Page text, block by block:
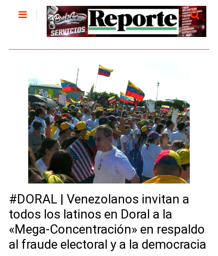
#DORAL | Venezolanos invitan a
todos los latinos en Doral a la
«Mega-Concentración» en respaldo
al fraude electoral y a la democracia